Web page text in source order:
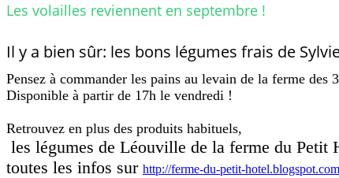
Les volailles reviennent en septembre !
Il y a bien sûr: les bons légumes frais de
Pensez à commander les pains au levain de la ferme des
Disponible à partir de 17h le vendredi !
Retrouvez en plus des produits habituels,
les légumes de Léouville de la ferme du Petit
toutes les infos sur http://ferme-du-petit-